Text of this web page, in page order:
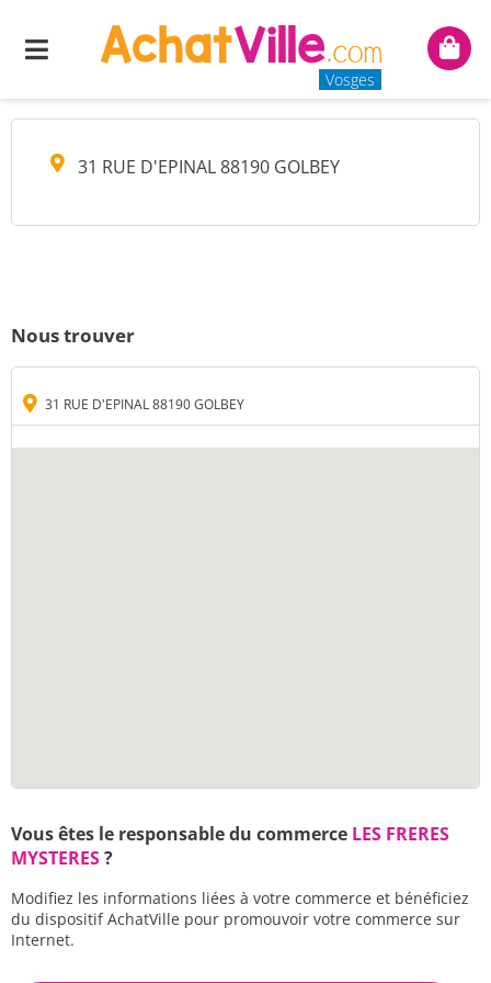
Menu
Vosges
Mon
LES FRERES MYSTERES
31 RUE D'EPINAL 88190 GOLBEY
Nous trouver
31 RUE D'EPINAL 88190 GOLBEY
Vous êtes le responsable du commerce LES FRERES
MYSTERES?
Modifiez les informations liées à votre commerce et bénéficiez
du dispositif AchatVille pour promouvoir votre commerce sur
Internet.